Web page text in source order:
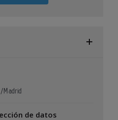
/ Madrid
de datos